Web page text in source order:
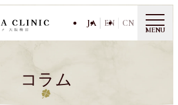
JA EN CN
MENU
コラム